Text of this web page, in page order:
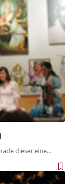
dieser eine…